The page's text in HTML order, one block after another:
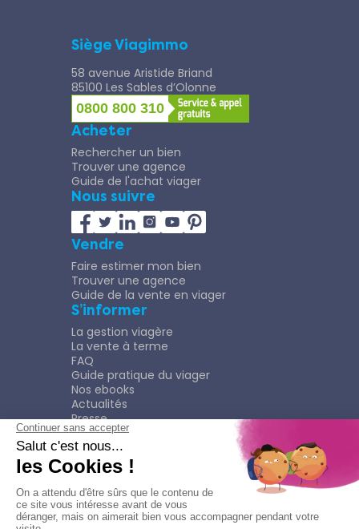
Siège Viagimmo
58 avenue Aristide Briand
85100 Les Sables d’Olonne
0800 800 310
Acheter
Rechercher un bien
Trouver une agence
Guide de l'achat viager
Nous suivre
Vendre
Faire estimer mon bien
Trouver une agence
Guide de la vente en viager
S’informer
La gestion viagère
La vente à terme
FAQ
Guide pratique du viager
Nos ebooks
Actualités
Presse
Rejoindre le Réseau
Nous rejoindre
Plaquette
Confidentialité
Plan du site
Mentions légales